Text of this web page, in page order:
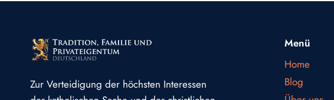
Zur Verteidigung der höchsten Interessen
Menü
Home
Blog